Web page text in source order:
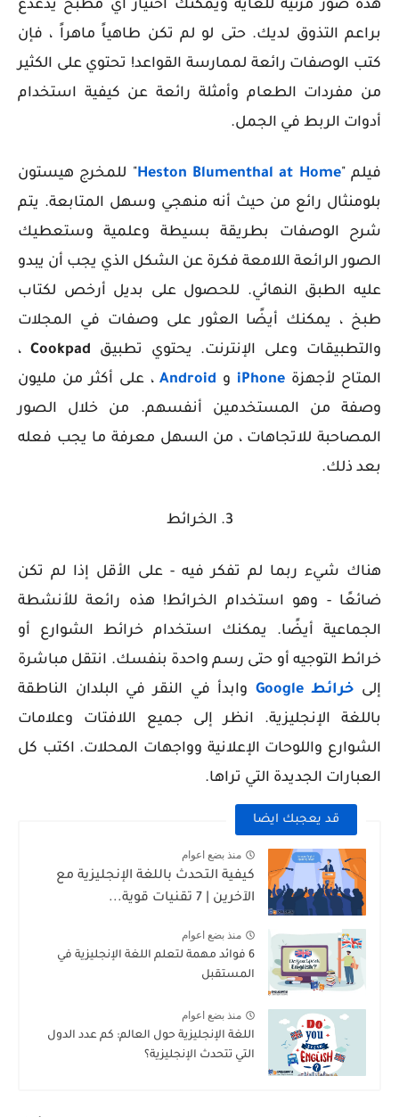
هذه صور مرئية للغاية ويمكنك اختيار أي مطبخ يدغدغ
براعم التذوق لديك. حتى لو لم تكن طاهياً ماهراً ، فإن
كتب الوصفات رائعة لممارسة القواعد! تحتوي على الكثير
من مفردات الطعام وأمثلة رائعة عن كيفية استخدام
أدوات الربط في الجمل.
فيلم "Heston Blumenthal at Home" للمخرج هيستون
بلومنثال رائع من حيث أنه منهجي وسهل المتابعة. يتم
شرح الوصفات بطريقة بسيطة وعلمية وستعطيك
الصور الرائعة اللامعة فكرة عن الشكل الذي يجب أن يبدو
عليه الطبق النهائي. للحصول على بديل أرخص لكتاب
طبخ ، يمكنك أيضًا العثور على وصفات في المجلات
والتطبيقات وعلى الإنترنت. يحتوي تطبيق Cookpad ،
المتاح لأجهزة iPhone و Android، على أكثر من مليون
وصفة من المستخدمين أنفسهم. من خلال الصور
المصاحبة للاتجاهات ، من السهل معرفة ما يجب فعله
بعد ذلك.
3. الخرائط
هناك شيء ربما لم تفكر فيه - على الأقل إذا لم تكن
ضائعًا - وهو استخدام الخرائط! هذه رائعة للأنشطة
الجماعية أيضًا. يمكنك استخدام خرائط الشوارع أو
خرائط التوجيه أو حتى رسم واحدة بنفسك. انتقل مباشرة
إلى خرائط Google
وابدأ في النقر في البلدان الناطقة
باللغة الإنجليزية. انظر إلى جميع اللافتات وعلامات
الشوارع واللوحات الإعلانية وواجهات المحلات. اكتب كل
العبارات الجديدة التي تراها.
قد يعجبك ايضا
منذ بضع اعوام
كيفية التحدث باللغة الإنجليزية مع
الآخرين | 7 تقنيات قوية...
منذ بضع اعوام
6 فوائد مهمة لتعلم اللغة الإنجليزية في
المستقبل
منذ بضع اعوام
اللغة الإنجليزية حول العالم: كم عدد الدول
التي تتحدث الإنجليزية؟